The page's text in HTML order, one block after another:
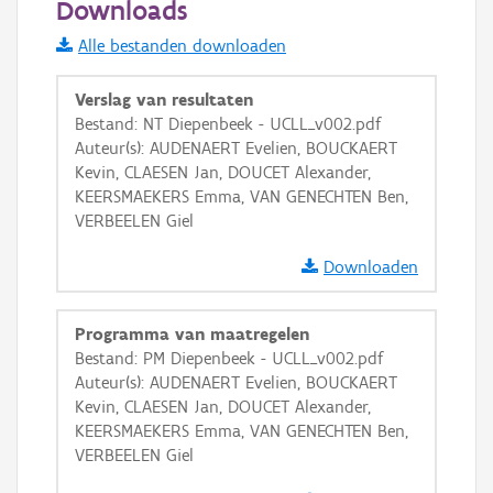
Informatie Vlaanderen
i
+ −
Basis Lagen
OSM-Basiskaart
Ortho
GRB-Basiskaart
Downloads
Alle bestanden downloaden
Verslag van resultaten
Bestand: NT Diepenbeek - UCLL_v002.pdf
Auteur(s): AUDENAERT Evelien, BOUCKAERT
Kevin, CLAESEN Jan, DOUCET Alexander,
KEERSMAEKERS Emma, VAN GENECHTEN Ben,
VERBEELEN Giel
Downloaden
Programma van maatregelen
Bestand: PM Diepenbeek - UCLL_v002.pdf
Auteur(s): AUDENAERT Evelien, BOUCKAERT
Kevin, CLAESEN Jan, DOUCET Alexander,
KEERSMAEKERS Emma, VAN GENECHTEN Ben,
VERBEELEN Giel